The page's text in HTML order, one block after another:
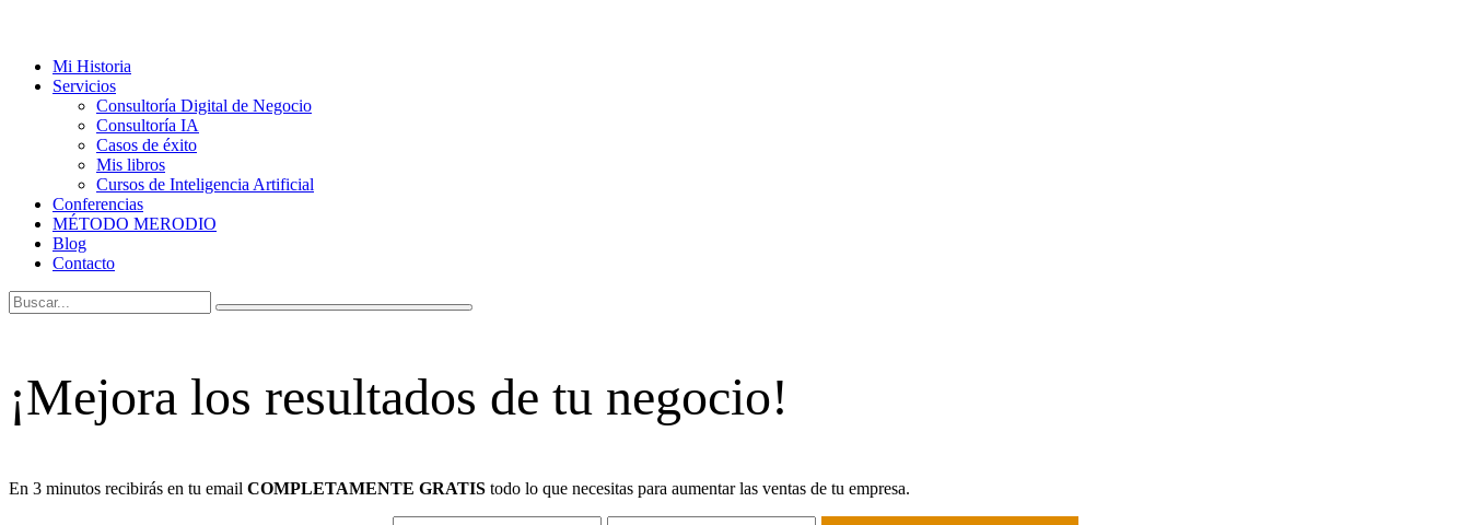
Mi Historia
Servicios
Consultoría Digital de Negocio
Consultoría IA
Casos de éxito
Mis libros
Cursos de Inteligencia Artificial
Conferencias
MÉTODO MERODIO
Blog
Contacto
¡Mejora los resultados de tu negocio!
En 3 minutos recibirás en tu email COMPLETAMENTE GRATIS todo lo que necesitas para aumentar las ventas de tu empresa.